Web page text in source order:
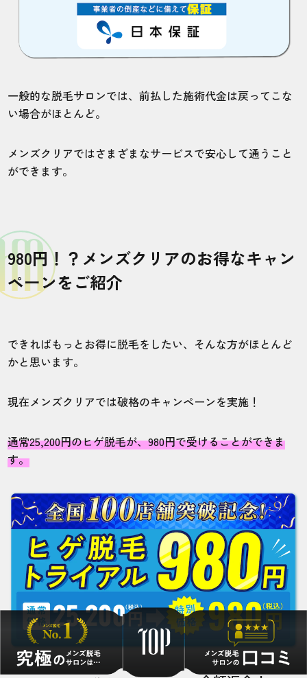
一般的な脱毛サロンでは、前払した施術代金は戻ってこな
い場合がほとんど。
メンズクリアではさまざまなサービスで安心して通うこと
ができます。
980円！？メンズクリアのお得なキャン
ペーンをご紹介
できればもっとお得に脱毛をしたい、そんな方がほとんど
かと思います。
現在メンズクリアでは破格のキャンペーンを実施！
通常25,200円のヒゲ脱毛が、980円で受けることができま
す。